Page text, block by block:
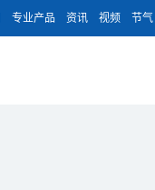
专业产品 资讯 视频 节气